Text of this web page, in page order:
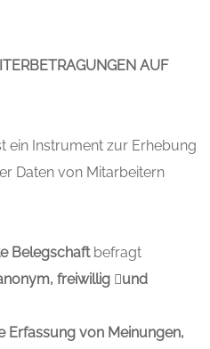
AUF
ein Instrument zur Erhebung
Daten von Mitarbeitern
Belegschaftbefragt
freiwillig und
Erfassung von Meinungen,